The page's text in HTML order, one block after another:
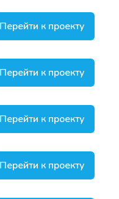
Перейти к проекту
Подольск
Перейти к проекту
кинозала
Перейти к проекту
зала.
Перейти к проекту